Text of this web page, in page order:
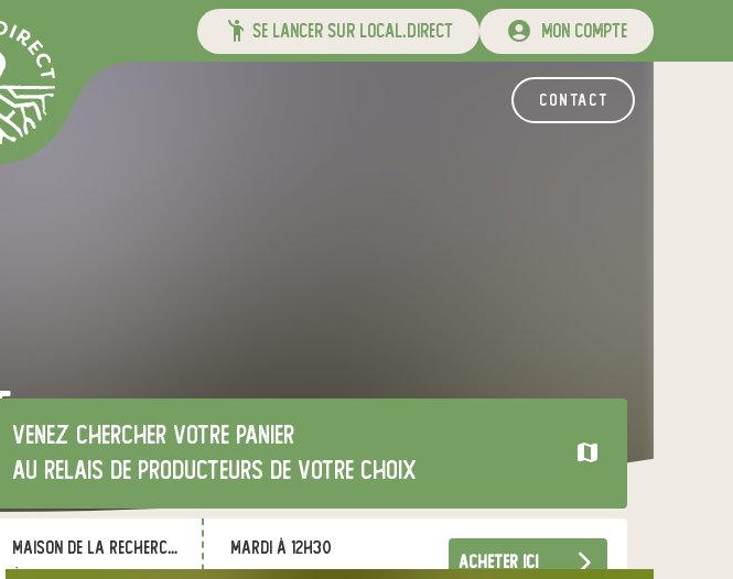
se lancer sur local.direct mon compte
contact
Venez chercher votre panier
au relais de producteurs de votre choix
Maison de la recherche - Université Jean Jaurès
mardi à 12h30
acheter ici